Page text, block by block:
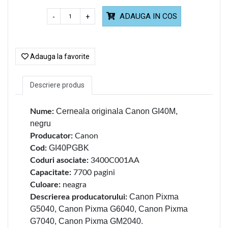
- + ADAUGA IN COS
Adauga la favorite
Descriere produs
Nume: Cerneala originala Canon GI40M,
negru
Producator: Canon
Cod: GI40PGBK
Coduri asociate: 3400C001AA
Capacitate: 7700 pagini
Culoare: neagra
Descrierea producatorului: Canon Pixma
G5040, Canon Pixma G6040, Canon Pixma
G7040, Canon Pixma GM2040.